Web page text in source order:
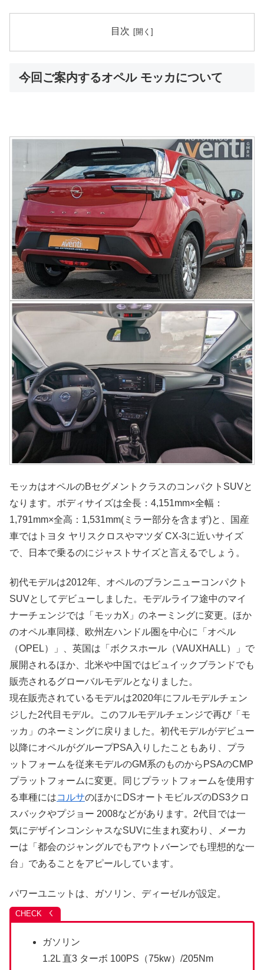
目次
今回ご案内するオペル モッカについて
モッカはオペルのBセグメントクラスのコンパクトSUVと
なります。ボディサイズは全長：4,151mm×全幅：
1,791mm×全高：1,531mm(ミラー部分を含まず)と、国産
車ではトヨタ ヤリスクロスやマツダ CX-3に近いサイズ
で、日本で乗るのにジャストサイズと言えるでしょう。
初代モデルは2012年、オペルのブランニューコンパクト
SUVとしてデビューしました。モデルライフ途中のマイ
ナーチェンジでは「モッカX」のネーミングに変更。ほか
のオペル車同様、欧州左ハンドル圏を中心に「オペル
（OPEL）」、英国は「ボクスホール（VAUXHALL）」で
展開されるほか、北米や中国ではビュイックブランドでも
販売されるグローバルモデルとなりました。
現在販売されているモデルは2020年にフルモデルチェン
ジした2代目モデル。このフルモデルチェンジで再び「モ
ッカ」のネーミングに戻りました。初代モデルがデビュー
以降にオペルがグループPSA入りしたこともあり、プラ
ットフォームを従来モデルのGM系のものからPSAのCMP
プラットフォームに変更。同じプラットフォームを使用す
る車種にはコルサのほかにDSオートモビルズのDS3クロ
スバックやプジョー 2008などがあります。2代目では一
気にデザインコンシャスなSUVに生まれ変わり、メーカ
ーは「都会のジャングルでもアウトバーンでも理想的な一
台」であることをアピールしています。
パワーユニットは、ガソリン、ディーゼルが設定。
ガソリン
1.2L 直3 ターボ 100PS（75kw）/205Nm